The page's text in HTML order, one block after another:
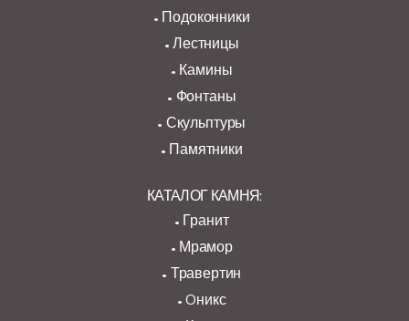
Подоконники
Лестницы
Камины
Фонтаны
Скульптуры
Памятники
КАТАЛОГ КАМНЯ:
Гранит
Мрамор
Травертин
Oникс